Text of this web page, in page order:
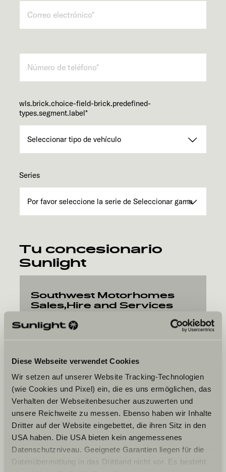
Diese Webseite verwendet Cookies
Wir setzen auf unserer Website Tracking-Technologien
(wie Cookies und Pixel) ein, die es uns ermöglichen, das
Verhalten der Webseitenbesucher auszuwerten und
unsere Reichweite zu messen. Ebenso haben wir Inhalte
Dritter auf der Website eingebettet, die ihren Sitz in den
USA haben. Die USA bieten kein angemessenes
Datenschutzniveau. Geeignete Garantien liegen für die
Datenübermittlung in das Drittland nicht vor. Es besteht
wls.brick.choice-field-brick.predefined-
types.segment.label*
Series
Tu concesionario
Sunlight
Southwest Motorhomes
Sales,Hire and Services
Jordans Road
Tu fecha preferida
Fecha